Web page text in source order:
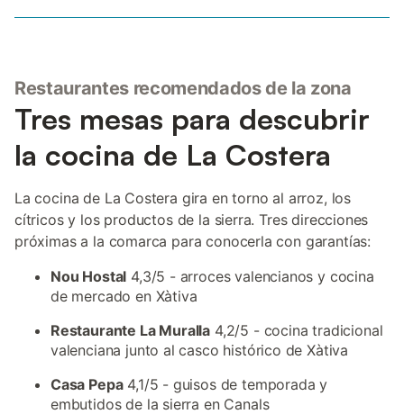
Restaurantes recomendados de la zona
Tres mesas para descubrir
la cocina de La Costera
La cocina de La Costera gira en torno al arroz, los
cítricos y los productos de la sierra. Tres direcciones
próximas a la comarca para conocerla con garantías:
Nou Hostal 4,3/5 - arroces valencianos y cocina
de mercado en Xàtiva
Restaurante La Muralla 4,2/5 - cocina tradicional
valenciana junto al casco histórico de Xàtiva
Casa Pepa4,1/5 - guisos de temporada y
embutidos de la sierra en Canals